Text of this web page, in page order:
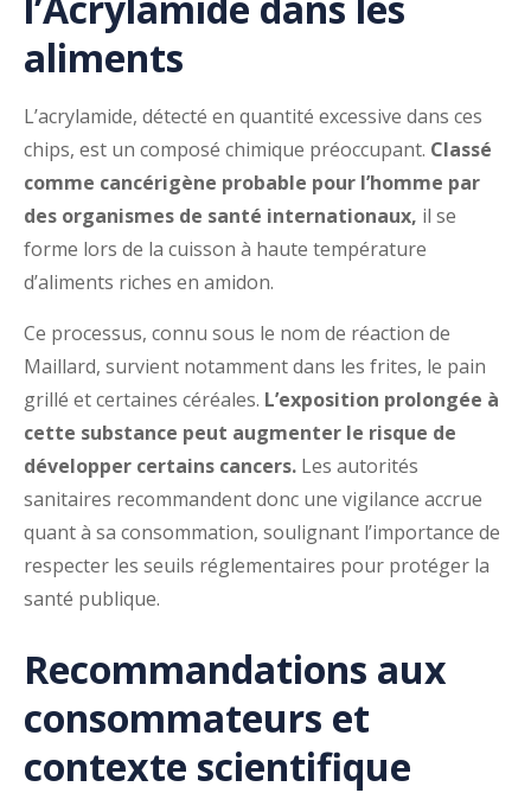
aliments
L’acrylamide, détecté en quantité excessive dans ces
chips, est un composé chimique préoccupant. Classé
comme cancérigène probable pour l’homme par
des organismes de santé internationaux, il se
forme lors de la cuisson à haute température
d’aliments riches en amidon.
Ce processus, connu sous le nom de réaction de
Maillard, survient notamment dans les frites, le pain
grillé et certaines céréales. L’exposition prolongée à
cette substance peut augmenter le risque de
développer certains cancers. Les autorités
sanitaires recommandent donc une vigilance accrue
quant à sa consommation, soulignant l’importance de
respecter les seuils réglementaires pour protéger la
santé publique.
Recommandations aux
consommateurs et
contexte scientifique